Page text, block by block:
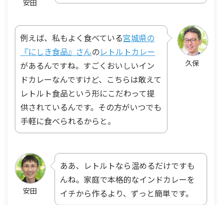
安田
久保
例えば、私もよく食べている宮城県の
『にしき食品』さんのレトルトカレー
があるんですね。すごくおいしいイン
ドカレーなんですけど、こちらは敢えて
レトルト食品という形にこだわって提
供されているんです。その方がいつでも
手軽に食べられるからと。
安田
ああ、レトルトなら温めるだけですも
んね。家庭で本格的なインドカレーを
イチから作るより、ずっと簡単です。